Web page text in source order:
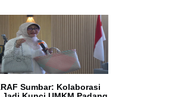
Sumbar: Kolaborasi